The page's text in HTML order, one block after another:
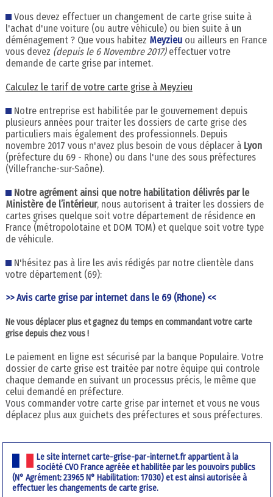
Vous devez effectuer un changement de carte grise suite à
l'achat d'une voiture (ou autre véhicule) ou bien suite à un
déménagement ? Que vous habitez Meyzieu ou ailleurs en France
vous devez (depuis le 6 Novembre 2017)effectuer votre
demande de carte grise par internet.
Calculez le tarif de votre carte grise à Meyzieu
Notre entreprise est habilitée par le gouvernement depuis
plusieurs années pour traiter les dossiers de carte grise des
particuliers mais également des professionnels. Depuis
novembre 2017 vous n'avez plus besoin de vous déplacer à Lyon
(préfecture du 69 - Rhone) ou dans l'une des sous préfectures
(Villefranche-sur-Saône).
Notre agrément ainsi que notre habilitation délivrés par le
Ministère de l’intérieur, nous autorisent à traiter les dossiers de
cartes grises quelque soit votre département de résidence en
France (métropolotaine et DOM TOM) et quelque soit votre type
de véhicule.
N'hésitez pas à lire les avis rédigés par notre clientèle dans
votre département (69):
>> Avis carte grise par internet dans le 69 (Rhone) <<
Ne vous déplacer plus et gagnez du temps en commandant votre carte
grise depuis chez vous !
Le paiement en ligne est sécurisé par la banque Populaire. Votre
dossier de carte grise est traitée par notre équipe qui controle
chaque demande en suivant un processus précis, le même que
celui demandé en préfecture.
Vous commander votre carte grise par internet et vous ne vous
déplacez plus aux guichets des préfectures et sous préfectures.
Le site internet carte-grise-par-internet.fr appartient à la
société CVO France agréée et habilitée par les pouvoirs publics
(N° Agrément: 23965 N° Habilitation: 17030) et est ainsi autorisée à
effectuer les changements de carte grise.